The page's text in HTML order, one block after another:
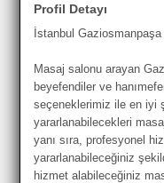
Profil Detayı
İstanbul
Masaj salonu arayan
beyefendiler ve
seçeneklerimiz ile en iyi
yararlanabilecekleri
yanı sıra, profesyonel
yararlanabileceğiniz
hizmet alabileceğiniz